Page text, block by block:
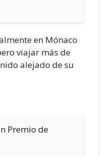
en Mónaco
viajar más de
alejado de su
Premio de